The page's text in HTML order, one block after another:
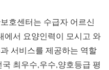
호센터는 수급자 어르신
에서 요양인력이 모시고 와
서비스를 제공하는 역할
최우수,우수,양호등급 평